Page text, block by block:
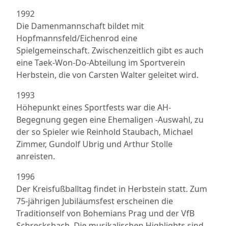
1992
Die Damenmannschaft bildet mit
Hopfmannsfeld/Eichenrod eine
Spielgemeinschaft. Zwischenzeitlich gibt es auch
eine Taek-Won-Do-Abteilung im Sportverein
Herbstein, die von Carsten Walter geleitet wird.
1993
Höhepunkt eines Sportfests war die AH-
Begegnung gegen eine Ehemaligen -Auswahl, zu
der so Spieler wie Reinhold Staubach, Michael
Zimmer, Gundolf Ubrig und Arthur Stolle
anreisten.
1996
Der Kreisfußballtag findet in Herbstein statt. Zum
75-jährigen Jubiläumsfest erscheinen die
Traditionself von Bohemians Prag und der VfB